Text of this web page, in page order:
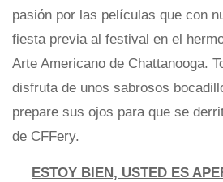
pasión por las películas que con
fiesta previa al festival en el
Arte Americano de Chattanooga.
disfruta de unos sabrosos
prepare sus ojos para que se
de CFFery.
ESTOY BIEN, USTED ES